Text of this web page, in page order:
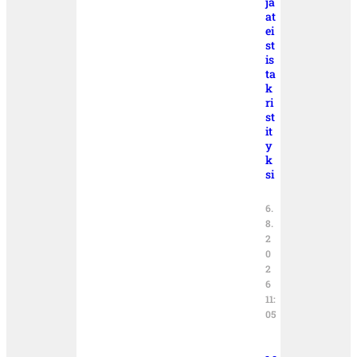
at
ei
st
is
ta
k
ri
st
it
y
k
si
6.
8.
2
0
2
6
11:
05